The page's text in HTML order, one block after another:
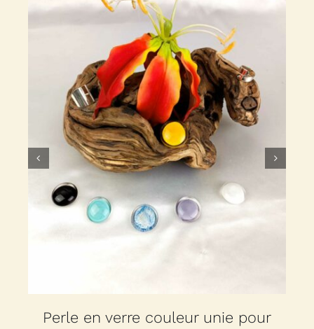
Perle en verre couleur unie pour